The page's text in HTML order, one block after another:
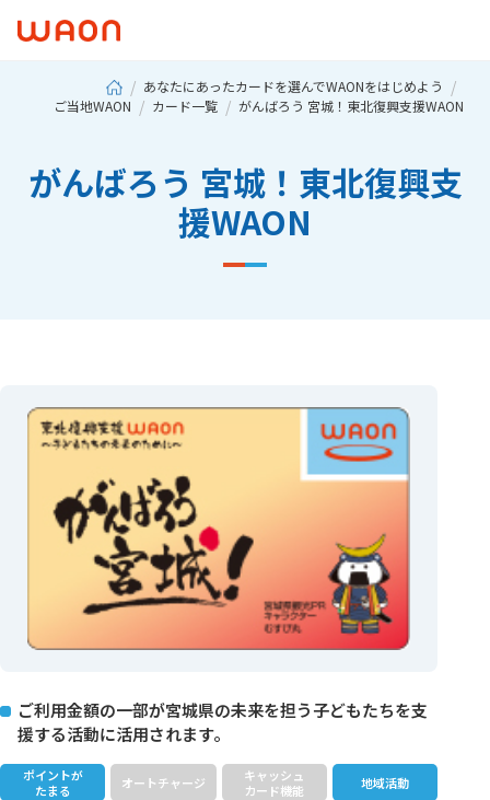
あなたにあったカードを選んでWAONをはじめよう
ご当地WAON
カード一覧 がんばろう 宮城！東北復興支援WAON
がんばろう 宮城！東北復興支
援WAON
ご利用金額の一部が宮城県の未来を担う子どもたちを支
援する活動に活用されます。
ポイントが
たまる
オートチャージ
キャッシュ
カード機能
地域活動